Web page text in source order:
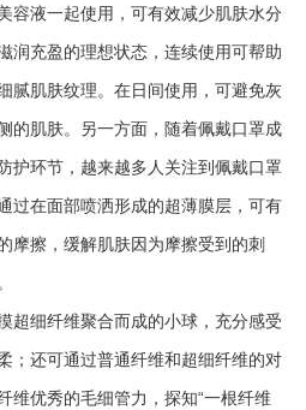
容液一起使用，可有效减少肌肤水分
润充盈的理想状态，连续使用可帮助
腻肌肤纹理。在日间使用，可避免灰
的肌肤。另一方面，随着佩戴口罩成
护环节，越来越多人关注到佩戴口罩
过在面部喷洒形成的超薄膜层，可有
摩擦，缓解肌肤因为摩擦受到的刺
超细纤维聚合而成的小球，充分感受
；还可通过普通纤维和超细纤维的对
维优秀的毛细管力，探知“一根纤维